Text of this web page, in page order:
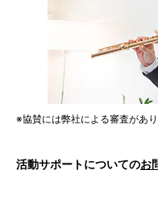
※協賛には弊社による審査があり
活動サポートについてのお